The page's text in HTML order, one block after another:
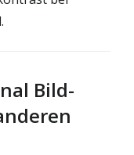
Bild-